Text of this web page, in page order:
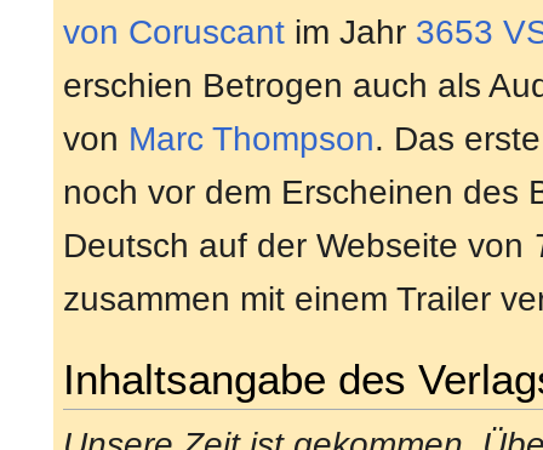
von Coruscant im Jahr 3653
erschien Betrogen auch als
von Marc Thompson. Das
noch vor dem Erscheinen des
Deutsch auf der Webseite von
zusammen mit einem Trailer
Inhaltsangabe des